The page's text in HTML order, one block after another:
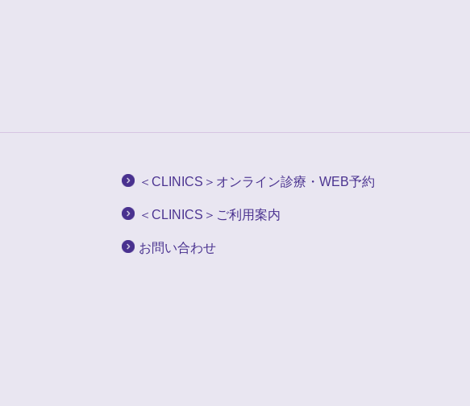
＜CLINICS＞オンライン診療・WEB予約
＜CLINICS＞ご利用案内
お問い合わせ